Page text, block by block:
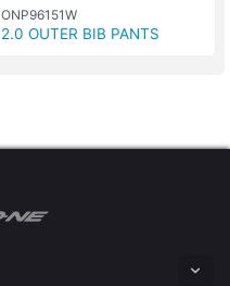
ONP96151W
2.0 OUTER BIB PANTS